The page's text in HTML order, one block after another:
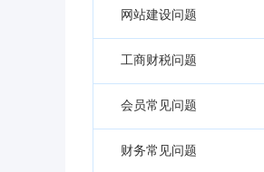
网站建设问题
工商财税问题
会员常见问题
财务常见问题